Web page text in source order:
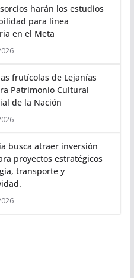
harán los estudios
para línea
en el Meta
frutícolas de Lejanías
Patrimonio Cultural
de la Nación
busca atraer inversión
proyectos estratégicos
transporte y